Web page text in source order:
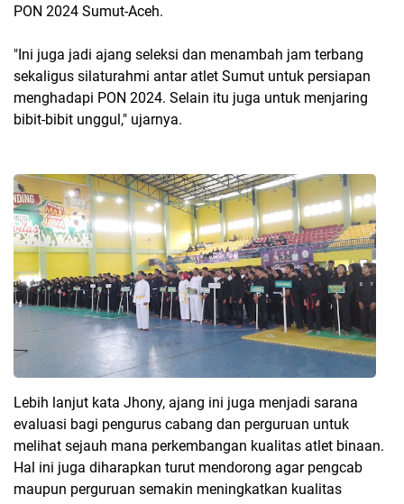
PON 2024 Sumut-Aceh.
"Ini juga jadi ajang seleksi dan menambah jam terbang
sekaligus silaturahmi antar atlet Sumut untuk persiapan
menghadapi PON 2024. Selain itu juga untuk menjaring
bibit-bibit unggul," ujarnya.
Lebih lanjut kata Jhony, ajang ini juga menjadi sarana
evaluasi bagi pengurus cabang dan perguruan untuk
melihat sejauh mana perkembangan kualitas atlet binaan.
Hal ini juga diharapkan turut mendorong agar pengcab
maupun perguruan semakin meningkatkan kualitas